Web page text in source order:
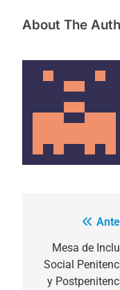
About The
de
entradas
Mesa de
Social
y